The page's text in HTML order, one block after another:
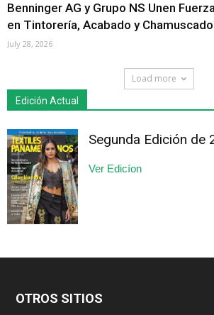
Benninger AG y Grupo NS Unen
en Tintorería, Acabado y
July 28, 2026
Load more
Edición Actual
Segunda Edición de
Ver Edicíon
OTROS SITIOS